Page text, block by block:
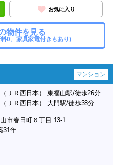
お気に入り
物件を見る
0、家具家電付きもあり)
マンション
ＪＲ西日本） 東福山駅/徒歩26分
ＪＲ西日本） 大門駅/徒歩38分
市春日町６丁目 13-1
31年